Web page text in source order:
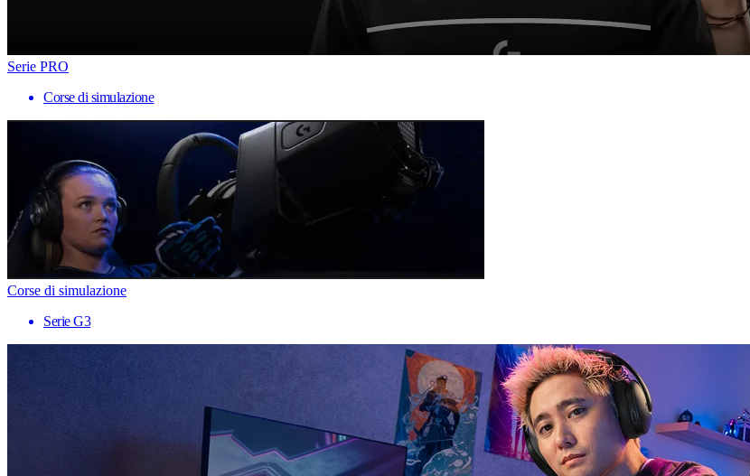
Serie PRO
Corse di simulazione
Corse di simulazione
Serie G3